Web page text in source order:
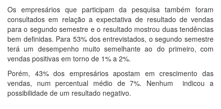
Os empresários que participam da pesquisa também foram
consultados em relação a expectativa de resultado de vendas
para o segundo semestre e o resultado mostrou duas tendências
bem definidas. Para 53% dos entrevistados, o segundo semestre
terá um desempenho muito semelhante ao do primeiro, com
vendas positivas em torno de 1% a 2%.
Porém, 43% dos empresários apostam em crescimento das
vendas, num percentual médio de 7%. Nenhum indicou a
possibilidade de um resultado negativo.